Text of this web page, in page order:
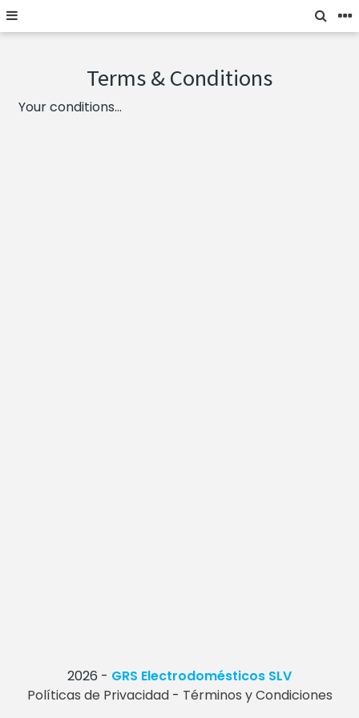
Terms & Conditions
Your conditions...
2026 - GRS Electrodomésticos SLV
Políticas de Privacidad- Términos y Condiciones